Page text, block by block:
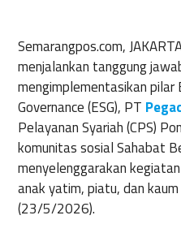
Semarangpos.com,
menjalankan tanggung
mengimplementasikan pilar
Governance (ESG), PT
Pelayanan Syariah (CPS)
komunitas sosial Sahabat
menyelenggarakan
anak yatim, piatu, dan
(23/5/2026).